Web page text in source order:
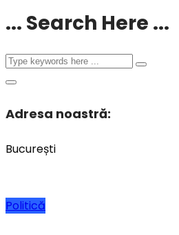
... Search Here ...
Adresa noastră:
București
Politică